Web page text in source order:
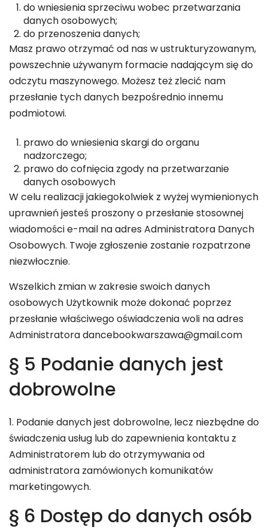
do wniesienia sprzeciwu wobec przetwarzania
danych osobowych;
do przenoszenia danych;
Masz prawo otrzymać od nas w ustrukturyzowanym,
powszechnie używanym formacie nadającym się do
odczytu maszynowego. Możesz też zlecić nam
przesłanie tych danych bezpośrednio innemu
podmiotowi.
prawo do wniesienia skargi do organu
nadzorczego;
prawo do cofnięcia zgody na przetwarzanie
danych osobowych
W celu realizacji jakiegokolwiek z wyżej wymienionych
uprawnień jesteś proszony o przesłanie stosownej
wiadomości e-mail na adres Administratora Danych
Osobowych. Twoje zgłoszenie zostanie rozpatrzone
niezwłocznie.
Wszelkich zmian w zakresie swoich danych
osobowych Użytkownik może dokonać poprzez
przesłanie właściwego oświadczenia woli na adres
Administratora dancebookwarszawa@gmail.com
§ 5 Podanie danych jest
dobrowolne
1. Podanie danych jest dobrowolne, lecz niezbędne do
świadczenia usług lub do zapewnienia kontaktu z
Administratorem lub do otrzymywania od
administratora zamówionych komunikatów
marketingowych.
§ 6 Dostęp do danych osób